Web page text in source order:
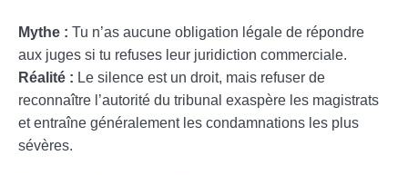
Mythe : Tu n’as aucune obligation légale de répondre
aux juges si tu refuses leur juridiction commerciale.
Réalité : Le silence est un droit, mais refuser de
reconnaître l’autorité du tribunal exaspère les magistrats
et entraîne généralement les condamnations les plus
sévères.